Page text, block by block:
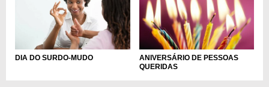
DIA DO SURDO-MUDO
ANIVERSÁRIO DE PESSOAS
QUERIDAS